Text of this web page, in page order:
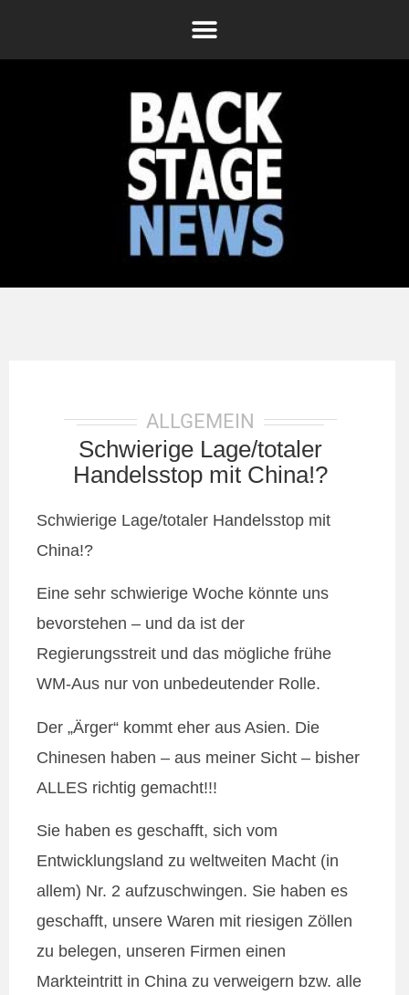
ALLGEMEIN
Schwierige Lage/totaler
Handelsstop mit China!?
Schwierige Lage/totaler Handelsstop mit
China!?
Eine sehr schwierige Woche könnte uns
bevorstehen – und da ist der
Regierungsstreit und das mögliche frühe
WM-Aus nur von unbedeutender Rolle.
Der „Ärger“ kommt eher aus Asien. Die
Chinesen haben – aus meiner Sicht – bisher
ALLES richtig gemacht!!!
Sie haben es geschafft, sich vom
Entwicklungsland zu weltweiten Macht (in
allem) Nr. 2 aufzuschwingen. Sie haben es
geschafft, unsere Waren mit riesigen Zöllen
zu belegen, unseren Firmen einen
Markteintritt in China zu verweigern bzw. alle